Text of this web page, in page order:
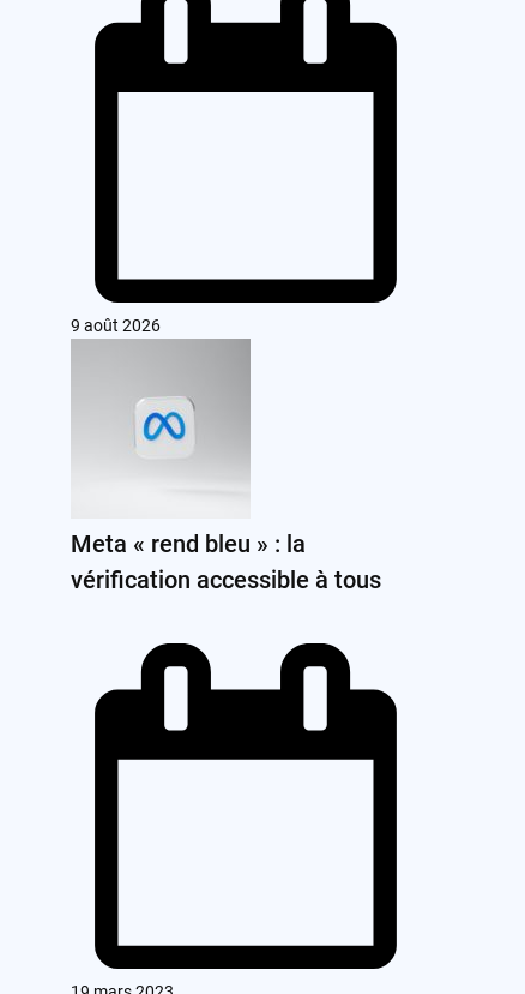
9 août 2026
Meta « rend bleu » : la
vérification accessible à tous